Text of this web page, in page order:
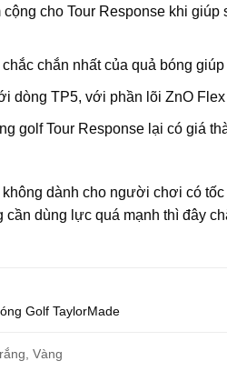
cho Tour Response khi
chắn nhất của quả bóng
dòng TP5, với phần lõi ZnO
golf Tour Response lại có giá
dành cho người chơi có
dùng lực quá mạnh thì đây
Golf TaylorMade
Vàng